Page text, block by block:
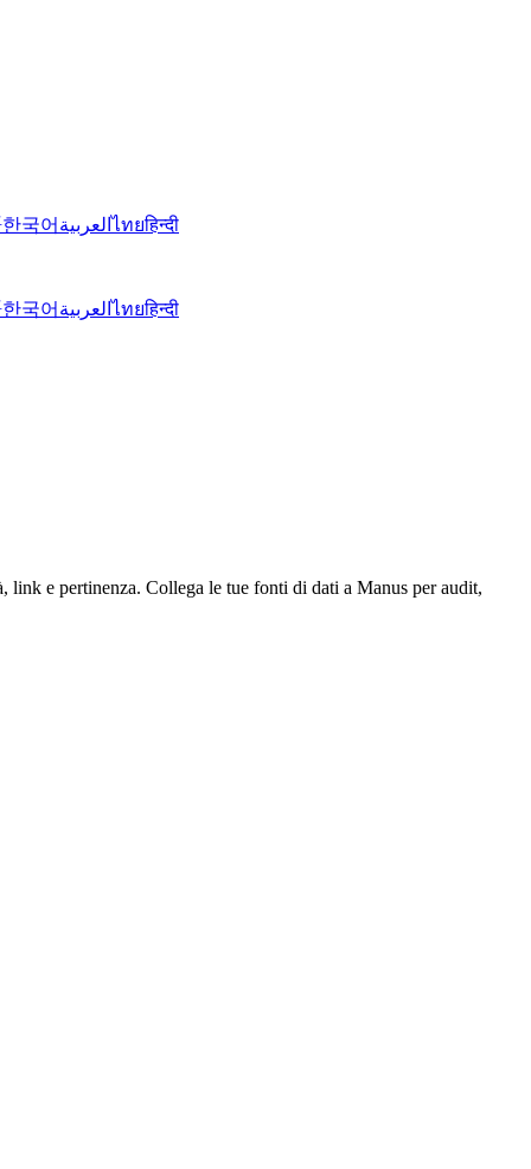
한국어 العربيةไทยहिन्दी
한국어 العربيةไทยहिन्दी
e pertinenza. Collega le tue fonti di dati a Manus per audit,